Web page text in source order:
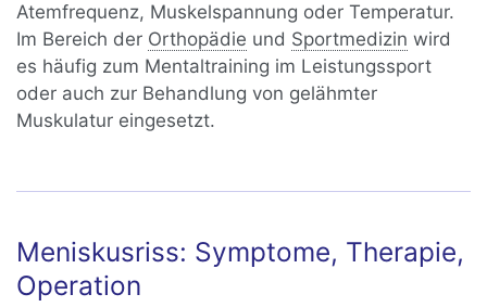
Atemfrequenz, Muskelspannung oder Temperatur.
Im Bereich der Orthopädie und Sportmedizin wird
es häufig zum Mentaltraining im Leistungssport
oder auch zur Behandlung von gelähmter
Muskulatur eingesetzt.
Meniskusriss: Symptome, Therapie,
Operation